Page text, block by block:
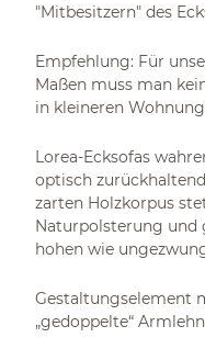
"Mitbesitzern" des
Empfehlung: Für
Maßen muss man
in kleineren
Lorea-Ecksofas
optisch
zarten Holzkorpus
Naturpolsterung und
hohen wie
Gestaltungselement
„gedoppelte“